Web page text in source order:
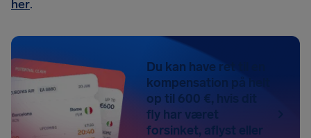
her.
Du kan have ret til en
kompensation på helt
op til 600 €, hvis dit
fly har været
forsinket, aflyst eller